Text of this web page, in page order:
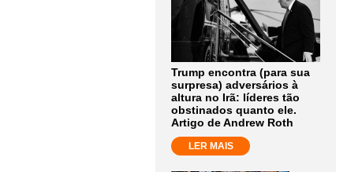
Trump encontra (para sua
surpresa) adversários à
altura no Irã: líderes tão
obstinados quanto ele.
Artigo de Andrew Roth
LER MAIS